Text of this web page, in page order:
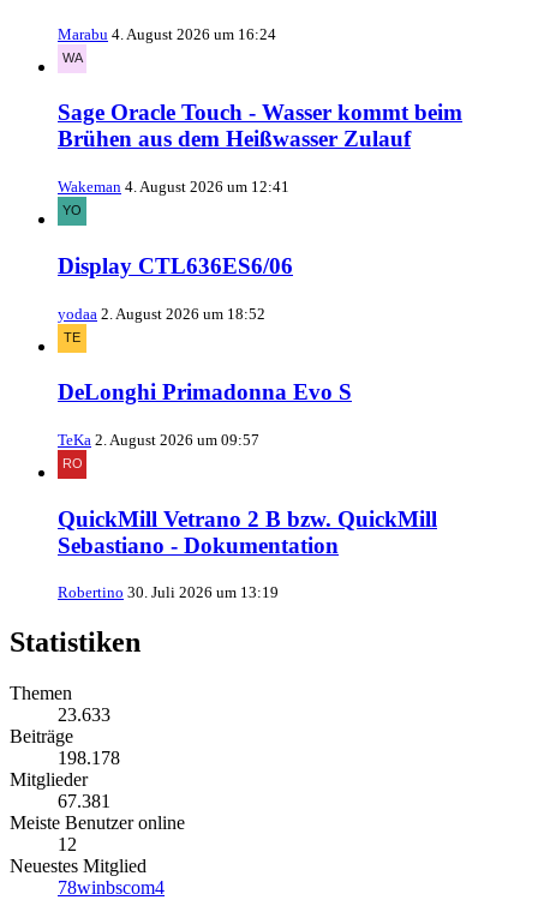
Marabu 4. August 2026 um 16:24
Sage Oracle Touch - Wasser kommt beim
Brühen aus dem Heißwasser Zulauf
Wakeman 4. August 2026 um 12:41
Display CTL636ES6/06
yodaa 2. August 2026 um 18:52
DeLonghi Primadonna Evo S
TeKa 2. August 2026 um 09:57
QuickMill Vetrano 2 B bzw. QuickMill
Sebastiano - Dokumentation
Robertino 30. Juli 2026 um 13:19
Statistiken
Themen
23.633
Beiträge
198.178
Mitglieder
67.381
Meiste Benutzer online
12
Neuestes Mitglied
78winbscom4